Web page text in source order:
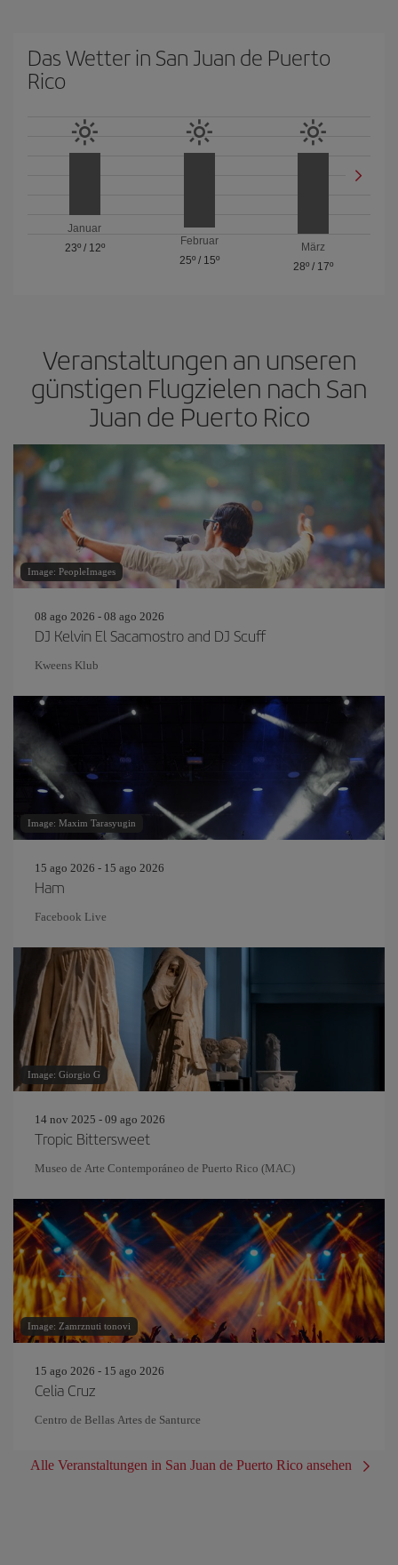
Das Wetter in San Juan de Puerto
Rico
Januar
23º/ 12º
Februar
25º/ 15º
März
28º / 17º
Veranstaltungen an unseren
günstigen Flugzielen nach San
Juan de Puerto Rico
Image: PeopleImages
08 ago 2026 - 08 ago 2026
DJ Kelvin El Sacamostro and DJ Scuff
Kweens Klub
Image: Maxim Tarasyugin
15 ago 2026 - 15 ago 2026
Ham
Facebook Live
Image: Giorgio G
14 nov 2025 - 09 ago 2026
Tropic Bittersweet
Museo de Arte Contemporáneo de Puerto Rico (MAC)
Image: Zamrznuti tonovi
15 ago 2026 - 15 ago 2026
Celia Cruz
Centro de Bellas Artes de Santurce
Alle Veranstaltungen in San Juan de Puerto Rico ansehen